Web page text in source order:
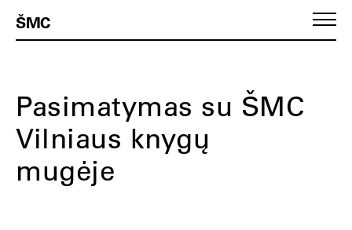
ŠMC
Pasimatymas su ŠMC
Vilniaus knygų
mugėje